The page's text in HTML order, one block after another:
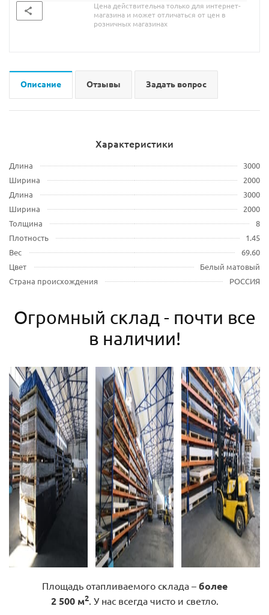
Цена действительна только для интернет-
магазина и может отличаться от цен в
розничных магазинах
Описание Отзывы Задать вопрос
Характеристики
Длина
3000
Ширина
2000
Длина
3000
Ширина
2000
Толщина
8
Плотность
1.45
Вес
69.60
Цвет
Белый матовый
Страна происхождения
РОССИЯ
Огромный склад - почти все
в наличии!
Площадь отапливаемого склада – более
2 500 м2. У нас всегда чисто и светло.